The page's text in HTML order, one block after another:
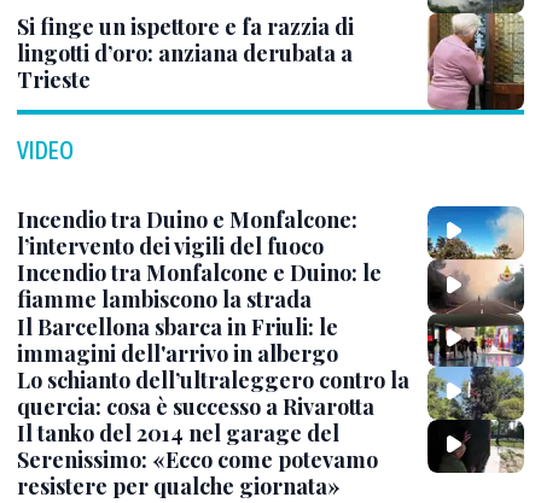
Si finge un ispettore e fa razzia di
lingotti d’oro: anziana derubata a
Trieste
VIDEO
Incendio tra Duino e Monfalcone:
l’intervento dei vigili del fuoco
Incendio tra Monfalcone e Duino: le
fiamme lambiscono la strada
Il Barcellona sbarca in Friuli: le
immagini dell'arrivo in albergo
Lo schianto dell’ultraleggero contro la
quercia: cosa è successo a Rivarotta
Il tanko del 2014 nel garage del
Serenissimo: «Ecco come potevamo
resistere per qualche giornata»